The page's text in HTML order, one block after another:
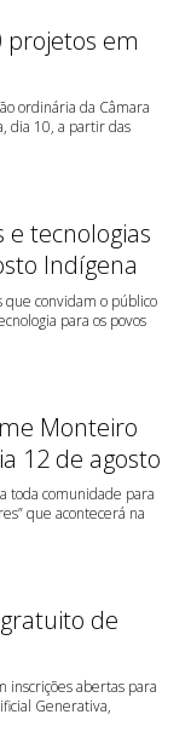
projetos em
ordinária da Câmara
dia 10, a partir das
e tecnologias
Indígena
que convidam o público
para os povos
Monteiro
12 de agosto
toda comunidade para
que acontecerá na
de
inscrições abertas para
Generativa,